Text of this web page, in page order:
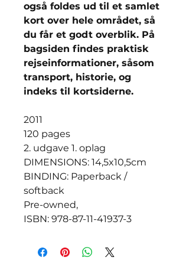
også foldes ud til et samlet
kort over hele området, så
du får et godt overblik. På
bagsiden findes praktisk
rejseinformationer, såsom
transport, historie, og
indeks til kortsiderne.
2011
120 pages
2. udgave 1. oplag
DIMENSIONS: 14,5x10,5cm
BINDING: Paperback /
softback
Pre-owned,
ISBN: 978-87-11-41937-3